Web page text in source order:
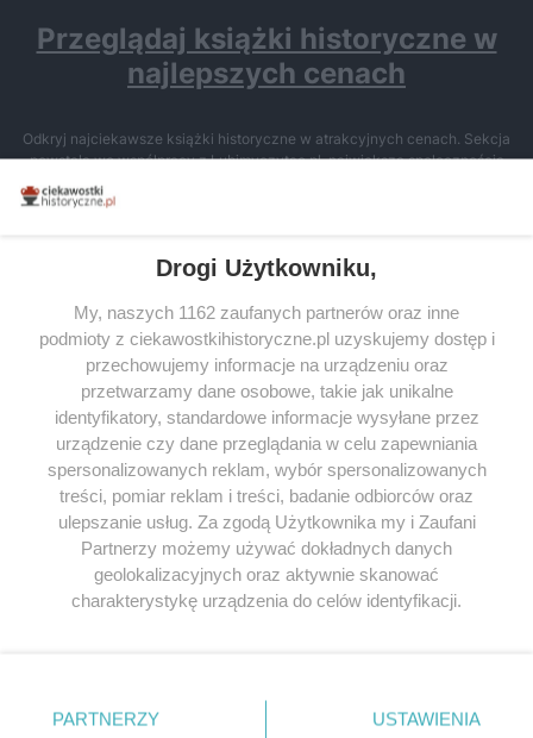
Przeglądaj książki historyczne w
najlepszych cenach
Odkryj najciekawsze książki historyczne w atrakcyjnych cenach. Sekcja
powstała we współpracy z Lubimyczytac.pl, największą społecznością
miłośników literatury w Polsce – dzięki temu możesz wybierać spośród
tytułów najwyżej ocenianych przez czytelników.
SERWIS
SPOŁECZNOŚĆ
WSPÓŁPRACA
KONTAKT
ODWIEDŹ RÓWNIEŻ:
Drogi Użytkowniku,
My, naszych 1162 zaufanych partnerów oraz inne
podmioty z ciekawostkihistoryczne.pl uzyskujemy dostęp i
przechowujemy informacje na urządzeniu oraz
przetwarzamy dane osobowe, takie jak unikalne
identyfikatory, standardowe informacje wysyłane przez
urządzenie czy dane przeglądania w celu zapewniania
spersonalizowanych reklam, wybór spersonalizowanych
treści, pomiar reklam i treści, badanie odbiorców oraz
ulepszanie usług. Za zgodą Użytkownika my i Zaufani
Partnerzy możemy używać dokładnych danych
geolokalizacyjnych oraz aktywnie skanować
charakterystykę urządzenia do celów identyfikacji.
zmienić/wycofać klikając przycisk ustawień prywatności
znajdujący się w lewym dolnym rogu strony
. Niektóre
PARTNERZY USTAWIENIA